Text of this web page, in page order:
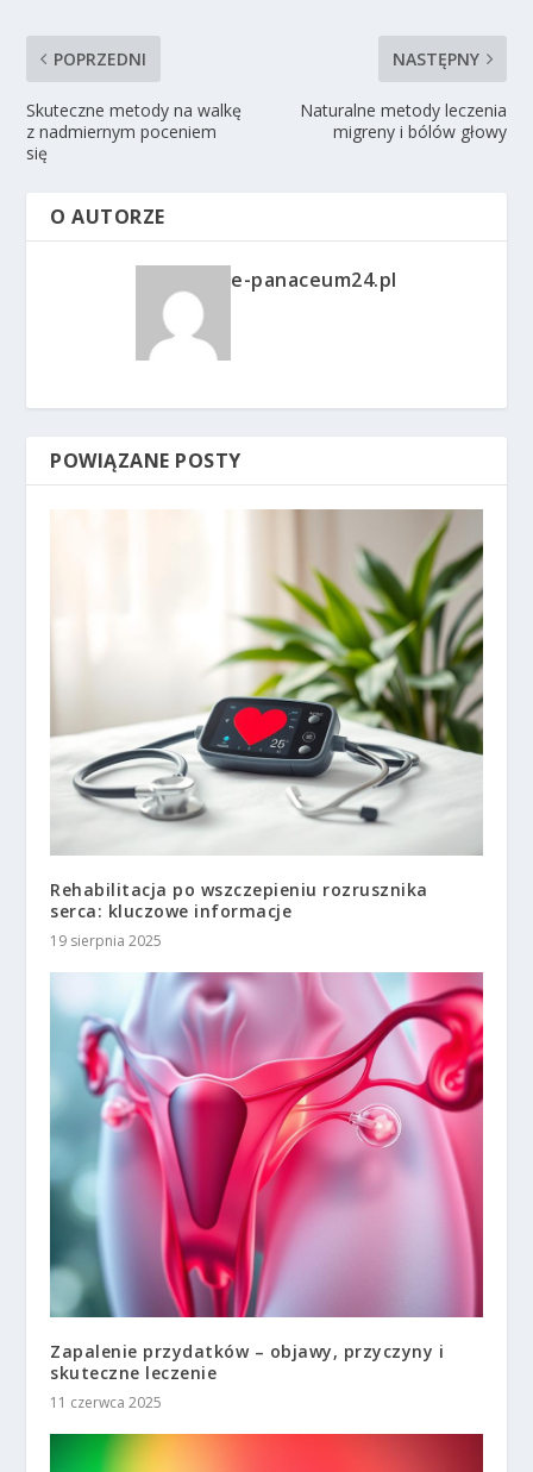
POPRZEDNI
Skuteczne metody na walkę
z nadmiernym poceniem
się
NASTĘPNY
Naturalne metody leczenia
migreny i bólów głowy
O AUTORZE
e-panaceum24.pl
POWIĄZANE POSTY
Rehabilitacja po wszczepieniu rozrusznika
serca: kluczowe informacje
19 sierpnia 2025
Zapalenie przydatków – objawy, przyczyny i
skuteczne leczenie
11 czerwca 2025